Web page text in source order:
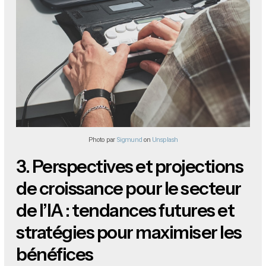
Photo par Sigmund on Unsplash
3.Perspectives et projections
de croissance pour le secteur
de l’IA : tendances futures et
stratégies pour maximiser les
bénéfices